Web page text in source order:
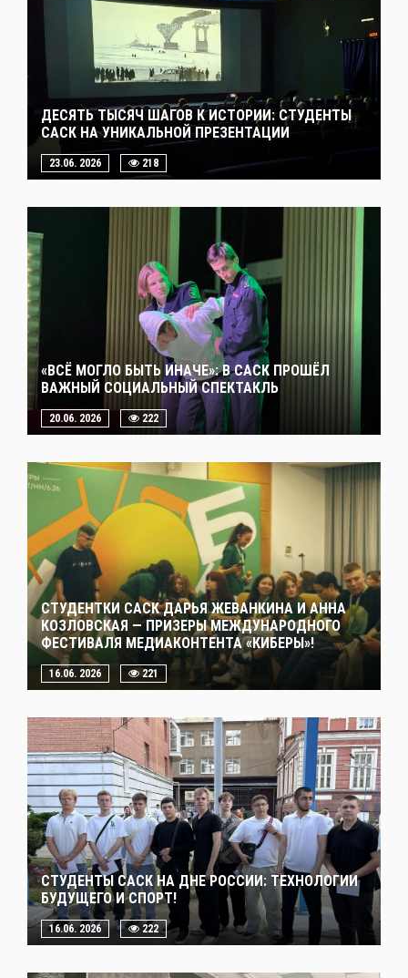
ДЕСЯТЬ ТЫСЯЧ ШАГОВ К ИСТОРИИ: СТУДЕНТЫ
САСК НА УНИКАЛЬНОЙ ПРЕЗЕНТАЦИИ
23.06. 2026 218
«ВСЁ МОГЛО БЫТЬ ИНАЧЕ»: В САСК ПРОШЁЛ
ВАЖНЫЙ СОЦИАЛЬНЫЙ СПЕКТАКЛЬ
20.06. 2026 222
СТУДЕНТКИ САСК ДАРЬЯ ЖЕВАНКИНА И АННА
КОЗЛОВСКАЯ — ПРИЗЕРЫ МЕЖДУНАРОДНОГО
ФЕСТИВАЛЯ МЕДИАКОНТЕНТА «КИБЕРЫ»!
16.06. 2026 221
СТУДЕНТЫ САСК НА ДНЕ РОССИИ: ТЕХНОЛОГИИ
БУДУЩЕГО И СПОРТ!
16.06. 2026 222